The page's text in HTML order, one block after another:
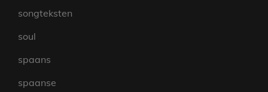
songteksten
soul
spaans
spaanse